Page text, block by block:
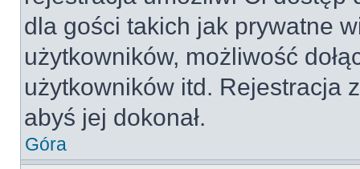
dla gości takich jak prywatne
użytkowników, możliwość
użytkowników itd. Rejestracja
abyś jej dokonał.
Góra